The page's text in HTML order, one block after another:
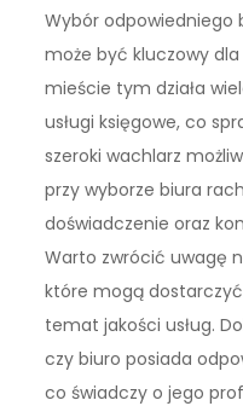
Wybór odpowiedniego
może być kluczowy
mieście tym działa
usługi księgowe, co
szeroki wachlarz
przy wyborze biura
doświadczenie oraz
Warto zwrócić uwagę
które mogą
temat jakości usług.
czy biuro posiada
co świadczy o jego